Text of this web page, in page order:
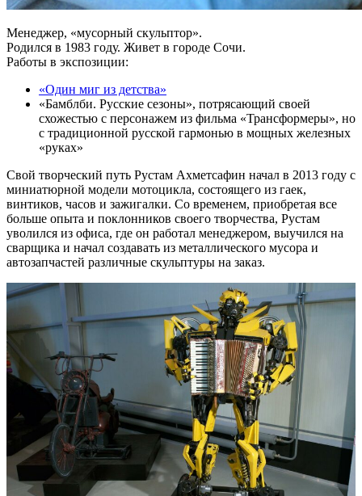
Менеджер, «мусорный скульптор».
Родился в 1983 году. Живет в городе Сочи.
Работы в экспозиции:
«Один миг из детства»
«Бамблби. Русские сезоны», потрясающий своей
схожестью с персонажем из фильма «Трансформеры», но
с традиционной русской гармонью в мощных железных
«руках»
Свой творческий путь Рустам Ахметсафин начал в 2013 году с
миниатюрной модели мотоцикла, состоящего из гаек,
винтиков, часов и зажигалки. Со временем, приобретая все
больше опыта и поклонников своего творчества, Рустам
уволился из офиса, где он работал менеджером, выучился на
сварщика и начал создавать из металлического мусора и
автозапчастей различные скульптуры на заказ.